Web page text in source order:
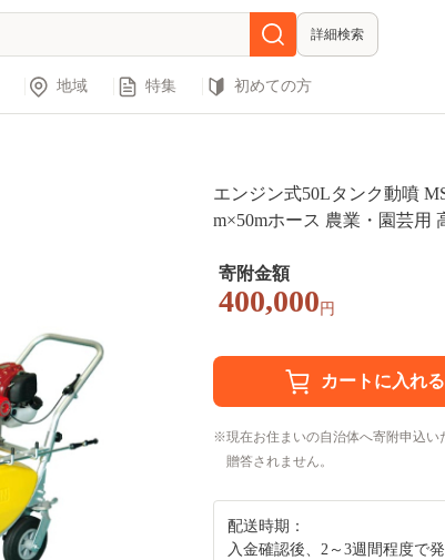
詳細検索
地域 特集 初めての方
エンジン式50Lタンク動噴
m×50mホース 農業・園芸用
[0835]
寄附金額
400,000 円
現在お住まいの自治体へ寄附申込い
贈答されません。
配送時期：
入金確認後、2～3週間程度で